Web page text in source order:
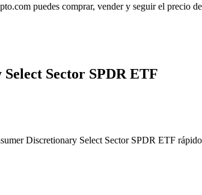
puedes comprar, vender y seguir el precio
Sector SPDR ETF
Discretionary Select Sector SPDR ETF